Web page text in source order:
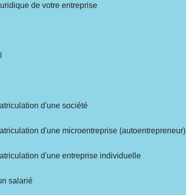
de votre entreprise
d'une société
d'une microentreprise (autoentrepreneur)
d'une entreprise individuelle
salarié